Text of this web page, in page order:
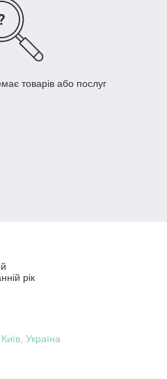
товарів або послуг
рік
Україна